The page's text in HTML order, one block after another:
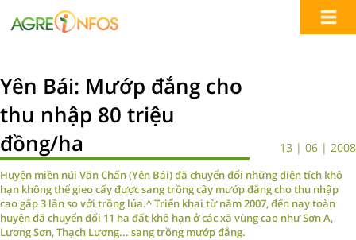
Yên Bái: Mướp đắng cho
thu nhập 80 triệu
đồng/ha
13 | 06 | 2008
Huyện miền núi Văn Chấn (Yên Bái) đã chuyển đổi những diện tích khô
hạn không thể gieo cấy được sang trồng cây mướp đắng cho thu nhập
cao gấp 3 lần so với trồng lúa.^ Triển khai từ năm 2007, đến nay toàn
huyện đã chuyển đổi 11 ha đất khô hạn ở các xã vùng cao như Sơn A,
Lương Sơn, Thạch Lương... sang trồng mướp đắng.